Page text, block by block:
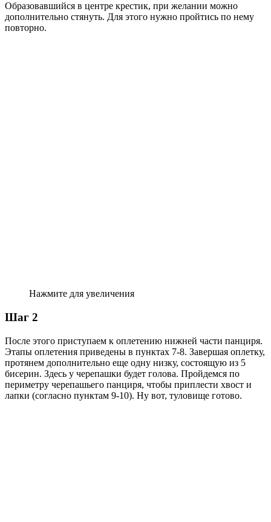
Образовавшийся в центре крестик, при желании можно
дополнительно стянуть. Для этого нужно пройтись по нему
повторно.
Нажмите для увеличения
Шаг 2
После этого приступаем к оплетению нижней части панциря.
Этапы оплетения приведены в пунктах 7-8. Завершая оплетку,
протянем дополнительно еще одну низку, состоящую из 5
бисерин. Здесь у черепашки будет голова. Пройдемся по
периметру черепашьего панциря, чтобы приплести хвост и
лапки (согласно пунктам 9-10). Ну вот, туловище готово.